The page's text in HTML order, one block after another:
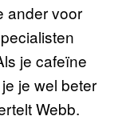
ander voor
je cafeïne
je wel beter
Webb.